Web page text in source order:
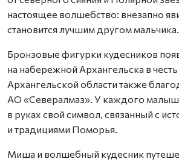
настоящее волшебство: внезапно
становится лучшим другом мальчика.
Бронзовые фигурки кудесников
на набережной Архангельска в честь
Архангельской области также
АО «Севералмаз». У каждого
в руках свой символ, связанный с
и традициями Поморья.
Миша и волшебный кудесник